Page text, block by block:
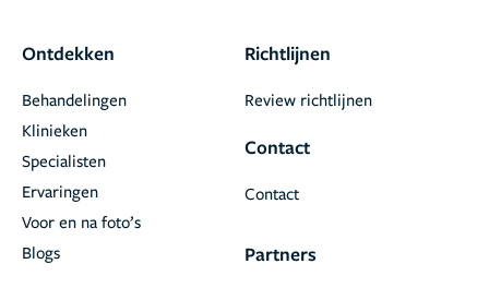
Ontdekken
Behandelingen
Klinieken
Specialisten
Ervaringen
Voor en na foto’s
Blogs
Richtlijnen
Review richtlijnen
Contact
Contact
Partners